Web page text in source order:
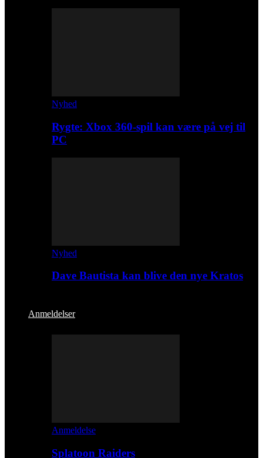
Nyhed
Rygte: Xbox 360-spil kan være på vej til
PC
Nyhed
Dave Bautista kan blive den nye Kratos
Anmeldelser
Anmeldelse
Splatoon Raiders